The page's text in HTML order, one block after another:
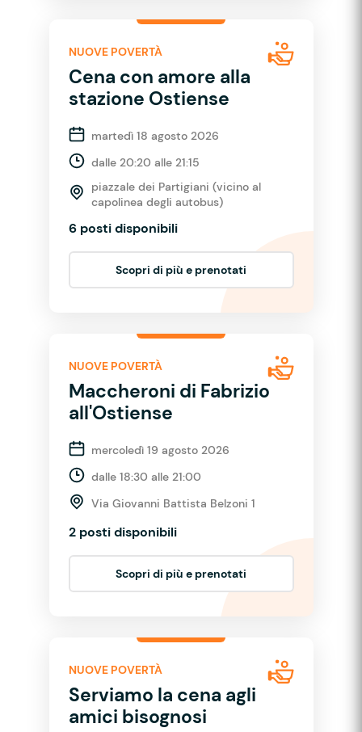
NUOVE POVERTÀ
Cena con amore alla
stazione Ostiense
martedì 18 agosto 2026
dalle 20:20 alle 21:15
piazzale dei Partigiani (vicino al
capolinea degli autobus)
6 posti disponibili
Scopri di più e prenotati
NUOVE POVERTÀ
Maccheroni di Fabrizio
all'Ostiense
mercoledì 19 agosto 2026
dalle 18:30 alle 21:00
Via Giovanni Battista Belzoni 1
2 posti disponibili
Scopri di più e prenotati
NUOVE POVERTÀ
Serviamo la cena agli
amici bisognosi